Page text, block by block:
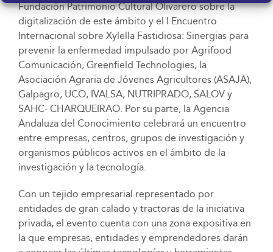
Fundación Patrimonio Cultural Olivarero sobre la
digitalización de este ámbito y el I Encuentro
Internacional sobre Xylella Fastidiosa: Sinergias para
prevenir la enfermedad impulsado por Agrifood
Comunicación, Greenfield Technologies, la
Asociación Agraria de Jóvenes Agricultores (ASAJA),
Galpagro, UCO, IVALSA, NUTRIPRADO, SALOV y
SAHC- CHARQUEIRAO. Por su parte, la Agencia
Andaluza del Conocimiento celebrará un encuentro
entre empresas, centros, grupos de investigación y
organismos públicos activos en el ámbito de la
investigación y la tecnología.
Con un tejido empresarial representado por
entidades de gran calado y tractoras de la iniciativa
privada, el evento cuenta con una zona expositiva en
la que empresas, entidades y emprendedores darán